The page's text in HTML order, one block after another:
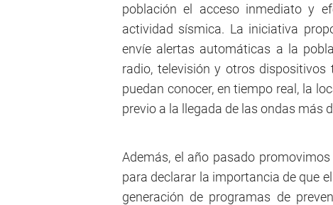
población el acceso inmediato y
actividad sísmica. La iniciativa
envíe alertas automáticas a la
radio, televisión y otros
puedan conocer, en tiempo real, la
previo a la llegada de las ondas más
Además, el año pasado
para declarar la importancia de que
generación de programas de